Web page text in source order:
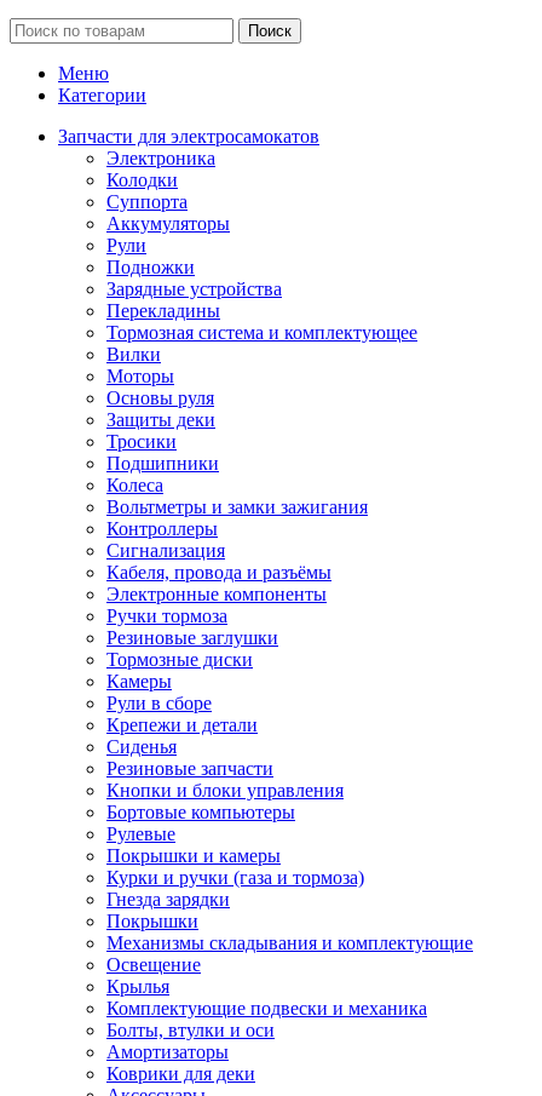
Поиск
Меню
Категории
Запчасти для электросамокатов
Электроника
Колодки
Суппорта
Аккумуляторы
Рули
Подножки
Зарядные устройства
Перекладины
Тормозная система и комплектующее
Вилки
Моторы
Основы руля
Защиты деки
Тросики
Подшипники
Колеса
Вольтметры и замки зажигания
Контроллеры
Сигнализация
Кабеля, провода и разъёмы
Электронные компоненты
Ручки тормоза
Резиновые заглушки
Тормозные диски
Камеры
Рули в сборе
Крепежи и детали
Сиденья
Резиновые запчасти
Кнопки и блоки управления
Бортовые компьютеры
Рулевые
Покрышки и камеры
Курки и ручки (газа и тормоза)
Гнезда зарядки
Покрышки
Механизмы складывания и комплектующие
Освещение
Крылья
Комплектующие подвески и механика
Болты, втулки и оси
Амортизаторы
Коврики для деки